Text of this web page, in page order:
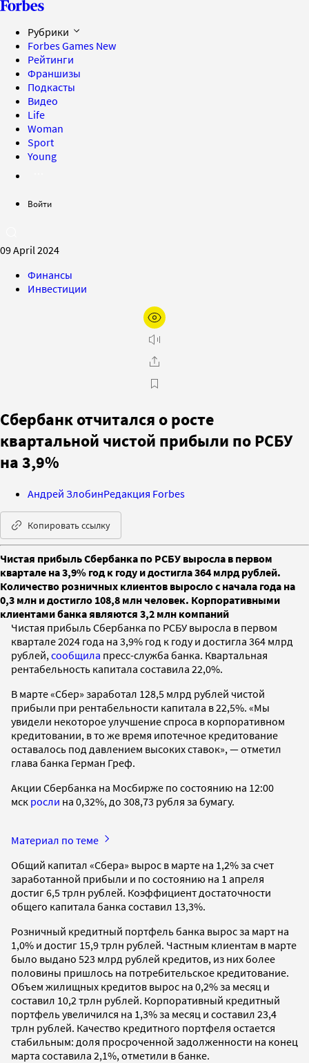
Рубрики
Forbes Games New
Рейтинги
Франшизы
Подкасты
Видео
Life
Woman
Sport
Young
Войти
09 April 2024
Финансы
Инвестиции
Сбербанк отчитался о росте
квартальной чистой прибыли по РСБУ
на 3,9%
Андрей ЗлобинРедакция Forbes
Копировать ссылку
Чистая прибыль Сбербанка по РСБУ выросла в первом
квартале на 3,9% год к году и достигла 364 млрд рублей.
Количество розничных клиентов выросло с начала года на
0,3 млн и достигло 108,8 млн человек. Корпоративными
клиентами банка являются 3,2 млн компаний
Чистая прибыль Сбербанка по РСБУ выросла в первом
квартале 2024 года на 3,9% год к году и достигла 364 млрд
рублей, сообщила пресс-служба банка. Квартальная
рентабельность капитала составила 22,0%.
В марте «Сбер» заработал 128,5 млрд рублей чистой
прибыли при рентабельности капитала в 22,5%. «Мы
увидели некоторое улучшение спроса в корпоративном
кредитовании, в то же время ипотечное кредитование
оставалось под давлением высоких ставок», — отметил
глава банка Герман Греф.
Акции Сбербанка на Мосбирже по состоянию на 12:00
мск росли на 0,32%, до 308,73 рубля за бумагу.
Материал по теме
Общий капитал «Сбера» вырос в марте на 1,2% за счет
заработанной прибыли и по состоянию на 1 апреля
достиг 6,5 трлн рублей. Коэффициент достаточности
общего капитала банка составил 13,3%.
Розничный кредитный портфель банка вырос за март на
1,0% и достиг 15,9 трлн рублей. Частным клиентам в марте
было выдано 523 млрд рублей кредитов, из них более
половины пришлось на потребительское кредитование.
Объем жилищных кредитов вырос на 0,2% за месяц и
составил 10,2 трлн рублей. Корпоративный кредитный
портфель увеличился на 1,3% за месяц и составил 23,4
трлн рублей. Качество кредитного портфеля остается
стабильным: доля просроченной задолженности на конец
марта составила 2,1%, отметили в банке.